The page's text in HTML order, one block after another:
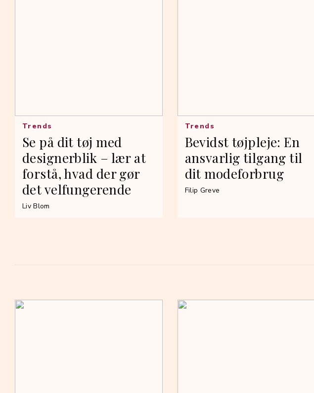
Se på dit tøj med
designerblik – lær at
forstå, hvad der gør
det velfungerende
Trends
Liv Blom
Bevidst tøjpleje: En
ansvarlig tilgang til
dit modeforbrug
Trends
Filip Greve